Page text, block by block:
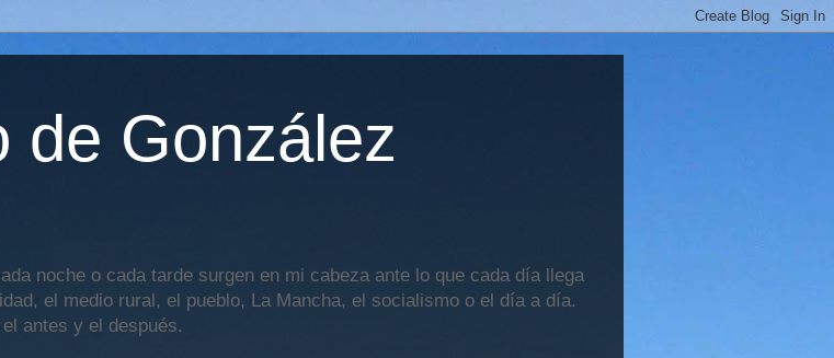
de González
noche o cada tarde surgen en mi cabeza ante lo que cada día llega
el medio rural, el pueblo, La Mancha, el socialismo o el día a día.
antes y el después.